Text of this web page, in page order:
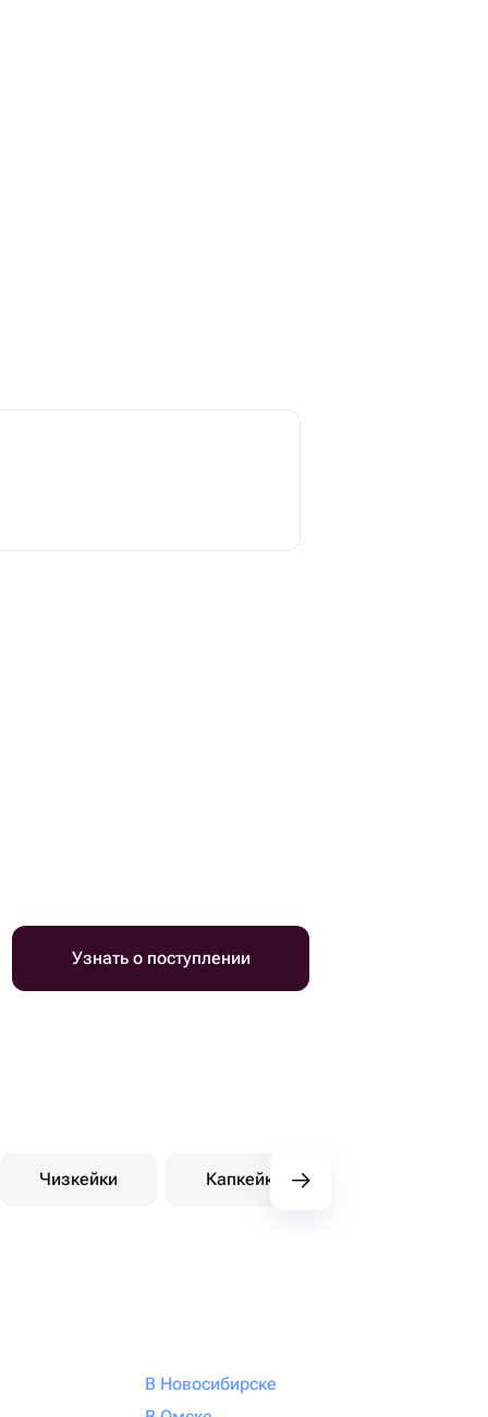
Узнать о поступлении
Чизкейки Капкейки
В Новосибирске